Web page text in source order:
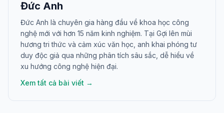
Đức Anh
Đức Anh là chuyên gia hàng đầu về khoa học công
nghệ mới với hơn 15 năm kinh nghiệm. Tại Gợi lên mùi
hương tri thức và cảm xúc văn học, anh khai phóng tư
duy độc giả qua những phân tích sâu sắc, dễ hiểu về
xu hướng công nghệ hiện đại.
Xem tất cả bài viết →